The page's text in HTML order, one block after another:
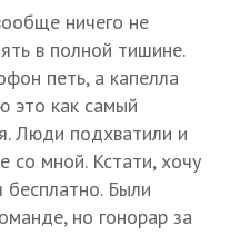
ничего не
в полной тишине.
петь, а капелла
это как самый
Люди подхватили и
со мной. Кстати, хочу
бесплатно. Были
но гонорар за